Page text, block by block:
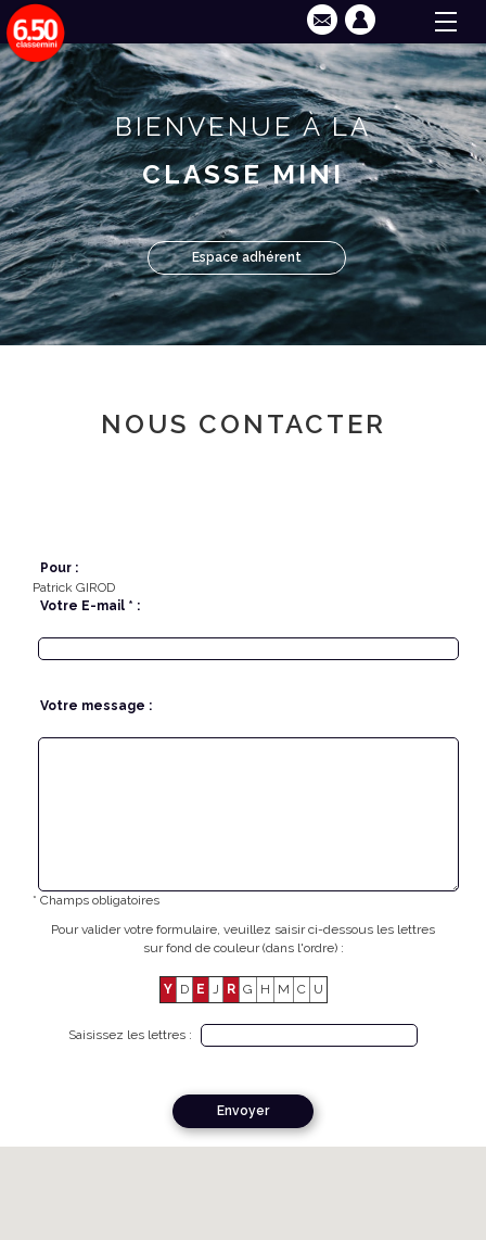
BIENVENUE À LA
CLASSE MINI
Espace adhérent
NOUS CONTACTER
Pour :
Patrick GIROD
Votre E-mail * :
Votre message :
* Champs obligatoires
Pour valider votre formulaire, veuillez saisir ci-dessous les lettres
sur fond de couleur (dans l'ordre) :
Y D E J R G H M C U
Saisissez les lettres :